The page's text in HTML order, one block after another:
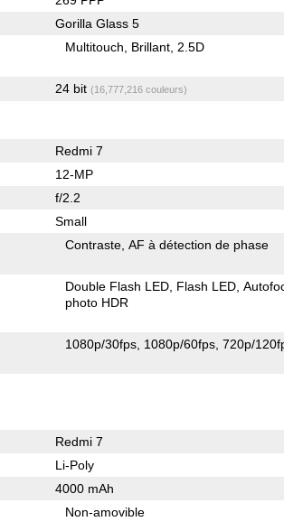
Gorilla Glass 5
Multitouch Brillant 2.5D
24 bit (16,777,216 couleurs)
Redmi 7
12-MP
f/2.2
Small
Contraste AF à détection de phase
Double Flash LED Flash LED
photo HDR
1080p/30fps 1080p/60fps 720p/
Redmi 7
Li-Poly
4000 mAh
Non-amovible